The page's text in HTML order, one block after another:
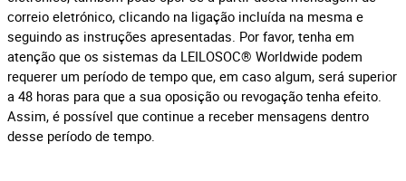
correio eletrónico, clicando na ligação incluída na mesma e
seguindo as instruções apresentadas. Por favor, tenha em
atenção que os sistemas da LEILOSOC® Worldwide podem
requerer um período de tempo que, em caso algum, será superior
a 48 horas para que a sua oposição ou revogação tenha efeito.
Assim, é possível que continue a receber mensagens dentro
desse período de tempo.